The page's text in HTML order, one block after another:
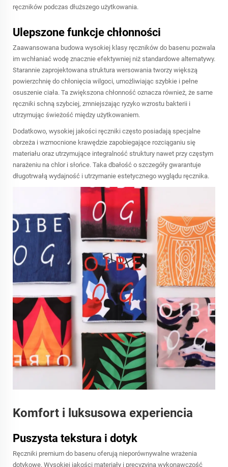
ręczników podczas dłuższego użytkowania.
Ulepszone funkcje chłonności
Zaawansowana budowa wysokiej klasy ręczników do basenu pozwala
im wchłaniać wodę znacznie efektywniej niż standardowe alternatywy.
Starannie zaprojektowana struktura wersowania tworzy większą
powierzchnię do chłonięcia wilgoci, umożliwiając szybkie i pełne
osuszenie ciała. Ta zwiększona chłonność oznacza również, że same
ręczniki schną szybciej, zmniejszając ryzyko wzrostu bakterii i
utrzymując świeżość między użytkowaniem.
Dodatkowo, wysokiej jakości ręczniki często posiadają specjalne
obrzeża i wzmocnione krawędzie zapobiegające rozciąganiu się
materiału oraz utrzymujące integralność struktury nawet przy częstym
narażeniu na chlor i słońce. Taka dbałość o szczegóły gwarantuje
długotrwałą wydajność i utrzymanie estetycznego wyglądu ręcznika.
Komfort i luksusowa experiencia
Puszysta tekstura i dotyk
Ręczniki premium do basenu oferują nieporównywalne wrażenia
dotykowe. Wysokiej jakości materiały i precyzyjna wykonawczość